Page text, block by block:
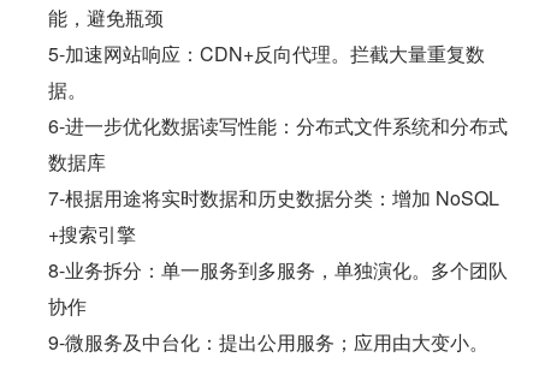
能，避免瓶颈
5-加速网站响应：CDN+反向代理。拦截大量重复数
据。
6-进一步优化数据读写性能：分布式文件系统和分布式
数据库
7-根据用途将实时数据和历史数据分类：增加 NoSQL
+搜索引擎
8-业务拆分：单一服务到多服务，单独演化。多个团队
协作
9-微服务及中台化：提出公用服务；应用由大变小。